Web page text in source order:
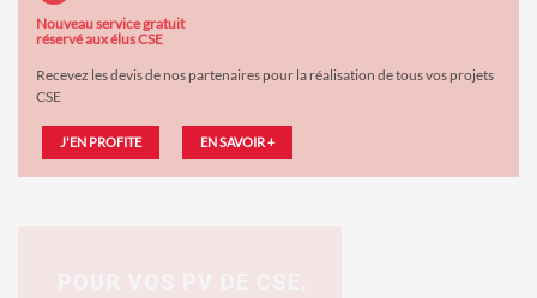
Nouveau service gratuit
réservé aux élus CSE
Recevez les devis de nos partenaires pour la réalisation de tous vos projets
CSE
J'EN PROFITE EN SAVOIR +